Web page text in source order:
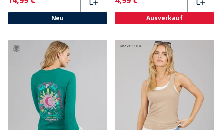
Neu Ausverkauf